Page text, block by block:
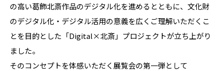
の高い葛飾北斎作品のデジタル化を進めるとともに、文化財
のデジタル化・デジタル活用の意義を広くご理解いただくこ
とを目的とした「Digital×北斎」プロジェクトが立ち上がり
ました。
そのコンセプトを体感いただく展覧会の第一弾として